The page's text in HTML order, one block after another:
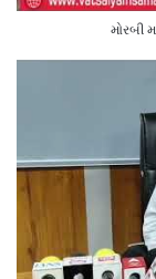
મોરબી